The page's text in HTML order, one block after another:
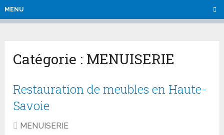
MENU
Catégorie : MENUISERIE
Restauration de meubles en Haute-
Savoie
MENUISERIE